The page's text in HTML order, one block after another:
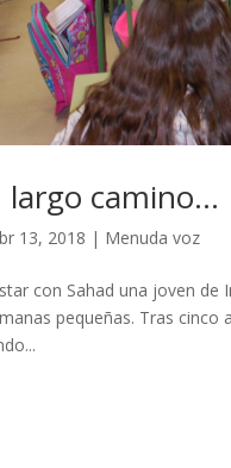
camino…
13, 2018 | Menuda voz
con Sahad una joven
pequeñas. Tras